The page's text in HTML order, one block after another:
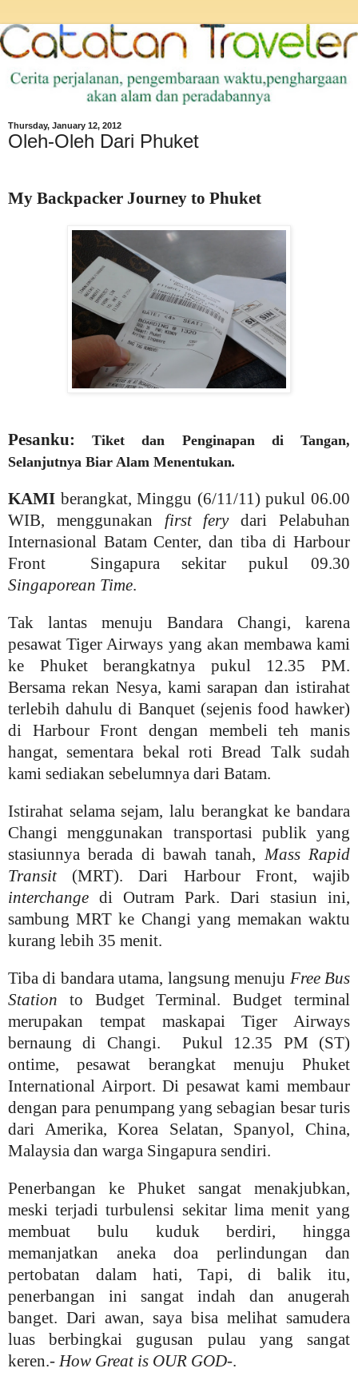
Thursday, January 12, 2012
Oleh-Oleh Dari Phuket
My Backpacker Journey to Phuket
Pesanku:Tiket dan Penginapan di Tangan,
Selanjutnya Biar Alam Menentukan.
KAMI berangkat, Minggu (6/11/11) pukul 06.00
WIB, menggunakan first ferydari Pelabuhan
Internasional Batam Center, dan tiba di Harbour
Front Singapura sekitar pukul 09.30
Singaporean Time.
Tak lantas menuju Bandara Changi, karena
pesawat Tiger Airways yang akan membawa kami
ke Phuket berangkatnya pukul 12.35 PM.
Bersama rekan Nesya, kami sarapan dan istirahat
terlebih dahulu di Banquet (sejenis food hawker)
di Harbour Front dengan membeli teh manis
hangat, sementara bekal roti Bread Talk sudah
kami sediakan sebelumnya dari Batam.
Istirahat selama sejam, lalu berangkat ke bandara
Changi menggunakan transportasi publik yang
stasiunnya berada di bawah tanah, Mass Rapid
Transit(MRT). Dari Harbour Front, wajib
interchange di Outram Park. Dari stasiun ini,
sambung MRT ke Changi yang memakan waktu
kurang lebih 35 menit.
Tiba di bandara utama, langsung menuju Free Bus
Station to Budget Terminal. Budget terminal
merupakan tempat maskapai Tiger Airways
bernaung di Changi. Pukul 12.35 PM (ST)
ontime, pesawat berangkat menuju Phuket
International Airport. Di pesawat kami membaur
dengan para penumpang yang sebagian besar turis
dari Amerika, Korea Selatan, Spanyol, China,
Malaysia dan warga Singapura sendiri.
Penerbangan ke Phuket sangat menakjubkan,
meski terjadi turbulensi sekitar lima menit yang
membuat bulu kuduk berdiri, hingga
memanjatkan aneka doa perlindungan dan
pertobatan dalam hati, Tapi, di balik itu,
penerbangan ini sangat indah dan anugerah
banget. Dari awan, saya bisa melihat samudera
luas berbingkai gugusan pulau yang sangat
keren.- How Great is OUR GOD-.